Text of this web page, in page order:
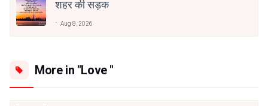
शहर की सड़क
Aug 8, 2026
More in "Love "